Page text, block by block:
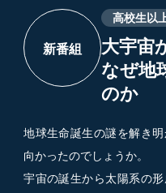
新番組
高校生以
大宇宙
なぜ地
のか
地球生命誕生の謎を解き
向かったのでしょうか。
宇宙の誕生から太陽系の